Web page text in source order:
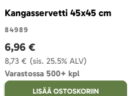
Kangasservetti 45x45 cm
84989
(sis. 25.5% ALV)
8,73 €
6,96 €
Varastossa 500+ kpl
LISÄÄ OSTOSKORIIN